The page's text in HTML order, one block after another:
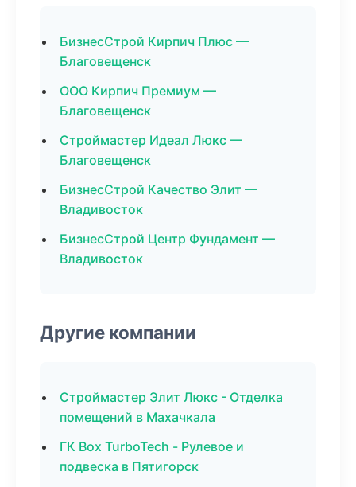
БизнесСтрой Кирпич Плюс —
Благовещенск
ООО Кирпич Премиум —
Благовещенск
Строймастер Идеал Люкс —
Благовещенск
БизнесСтрой Качество Элит —
Владивосток
БизнесСтрой Центр Фундамент —
Владивосток
Другие компании
Строймастер Элит Люкс - Отделка
помещений в Махачкала
ГК Box TurboTech - Рулевое и
подвеска в Пятигорск